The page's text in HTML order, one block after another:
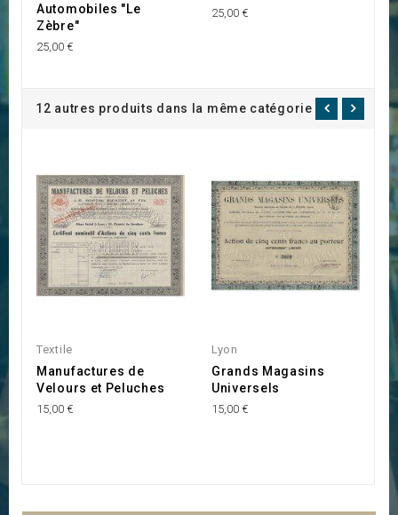
Automobiles "Le
Zèbre"
25,00 €
25,00 €
12 autres produits dans la même catégorie :
Textile
Manufactures de
Velours et Peluches
15,00 €
Lyon
Grands Magasins
Universels
15,00 €